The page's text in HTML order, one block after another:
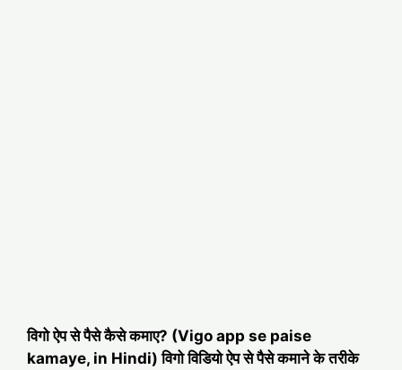
विगो ऐप से पैसे कैसे कमाए? (Vigo app se paise
kamaye, in Hindi) विगो विडियो ऐप से पैसे कमाने के तरीके